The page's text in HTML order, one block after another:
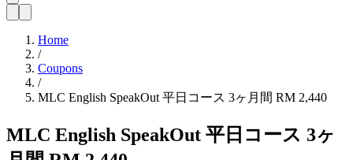
Home
/
Coupons
/
MLC English SpeakOut 平日コース 3ヶ月間 RM 2,440
MLC English SpeakOut 平日コース 3ヶ